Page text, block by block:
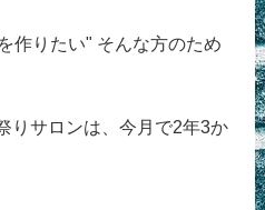
作りたい" そんな方のため
りサロンは、今月で2年3か